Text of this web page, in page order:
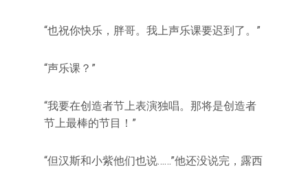
“也祝你快乐，胖哥。我上声乐课要迟到了。”
“声乐课？”
“我要在创造者节上表演独唱。那将是创造者
节上最棒的节目！”
“但汉斯和小紫他们也说……”他还没说完，露西